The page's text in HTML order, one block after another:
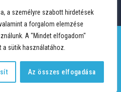
a személyre szabott hirdetések
a forgalom elemzése
A "Mindet elfogadom"
sütik használatához.
Az összes elfogadása
Kft. Minden jog fenntartva.